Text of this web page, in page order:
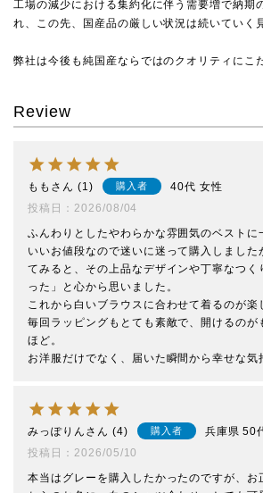
工場の減少における集約化に伴う需要増で納期
れ、この先、国産品の厳しい状況は続いていく
弊社は今後も純国産ならではのクオリティにこ
Review
もも 1 購入者 40代 女性
投稿日
2026/08/04
ふんわりとしたやわらかな雰囲気のベストに
いいお値段なので迷いに迷って購入しました
てみると、その上品なデザインや丁寧なつく
った」と心から思いました。
これから白いブラウスに合わせて着るのが楽
毎回ラッピングもとても素敵で、開けるのが
ほど。
お洋服だけでなく、届いた瞬間から幸せな気
みっぽりん 4 購入者 兵庫県 50
投稿日
2026/05/10
本当はグレーを購入したかったのですが、お